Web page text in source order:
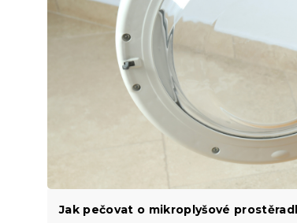
Jak pečovat o mikroplyšové